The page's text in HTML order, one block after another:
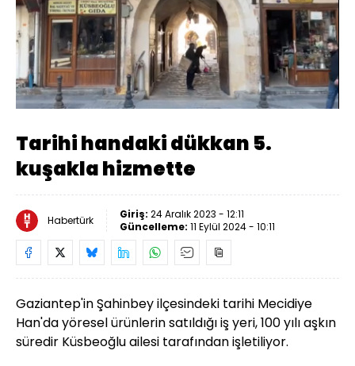
Sesi
Aç
Yüklendi:
20.84%
Oynatma
Hızı
Tarihi handaki dükkan 5.
kuşakla hizmette
Habertürk Giriş: 24 Aralık 2023 - 12:11
Güncelleme: 11 Eylül 2024 - 10:11
Gaziantep'in Şahinbey ilçesindeki tarihi Mecidiye
Han'da yöresel ürünlerin satıldığı iş yeri, 100 yılı aşkın
süredir Küsbeoğlu ailesi tarafından işletiliyor.